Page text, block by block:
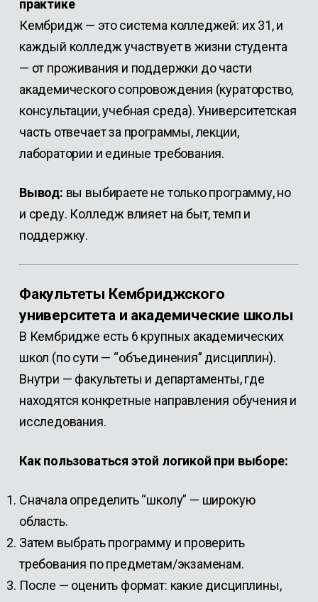
практике
Кембридж — это система колледжей: их 31, и
каждый колледж участвует в жизни студента
— от проживания и поддержки до части
академического сопровождения (кураторство,
консультации, учебная среда). Университетская
часть отвечает за программы, лекции,
лаборатории и единые требования.
Вывод: вы выбираете не только программу, но
и среду. Колледж влияет на быт, темп и
поддержку.
Факультеты Кембриджского
университета и академические школы
В Кембридже есть 6 крупных академических
школ (по сути — “объединения” дисциплин).
Внутри — факультеты и департаменты, где
находятся конкретные направления обучения и
исследования.
Как пользоваться этой логикой при выборе:
Сначала определить “школу” — широкую
область.
Затем выбрать программу и проверить
требования по предметам/экзаменам.
После — оценить формат: какие дисциплины,